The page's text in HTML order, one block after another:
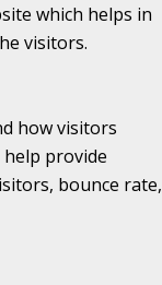
which helps in
visitors.
how visitors
provide
bounce rate,